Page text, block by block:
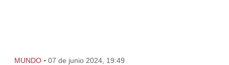
MUNDO - 07 de junio 2024, 19:49